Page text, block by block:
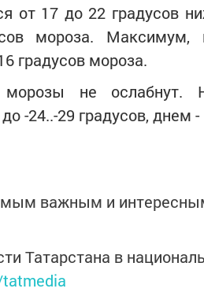
от 17 до 22 градусов
мороза. Максимум,
градусов мороза.
не ослабнут.
-24..-29 градусов, днем
важным и
Татарстана в